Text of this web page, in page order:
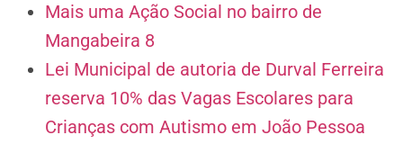
Mais uma Ação Social no bairro de
Mangabeira 8
Lei Municipal de autoria de Durval Ferreira
reserva 10% das Vagas Escolares para
Crianças com Autismo em João Pessoa